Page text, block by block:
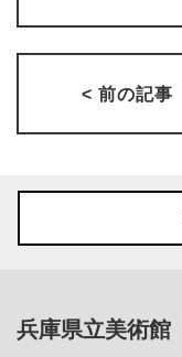
< 前の記事
兵庫県立美術館